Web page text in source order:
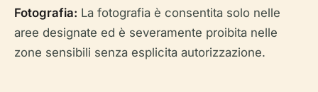
Fotografia: La fotografia è consentita solo nelle
aree designate ed è severamente proibita nelle
zone sensibili senza esplicita autorizzazione.